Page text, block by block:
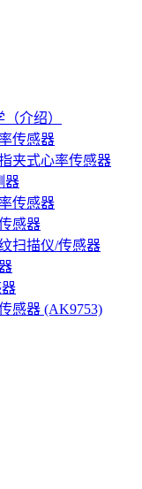
介绍）
传感器
夹式心率传感器
器
传感器
感器
扫描仪/传感器
器
感器 (AK9753)